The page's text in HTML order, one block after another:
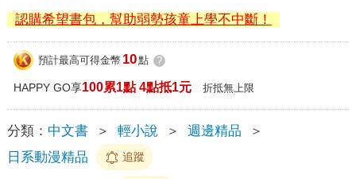
認購希望書包，幫助弱勢孩童上學不中斷！
預計最高可得金幣 10點 ?
HAPPY GO享100累1點 4點抵1元 折抵無上限
分類： 中文書 ＞ 輕小說 ＞ 週邊精品
＞
日系動漫精品
追蹤